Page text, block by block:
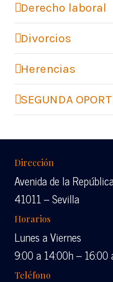
Derecho laboral
Divorcios
Herencias
SEGUNDA
Dirección
Avenida de la
41011 – Sevilla
Horarios
Lunes a Viernes
9:00 a 14:00h – 16:00
Teléfono